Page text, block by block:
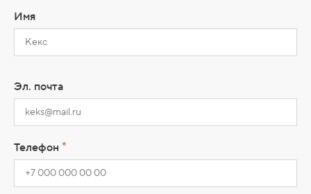
Имя
Эл. почта
Телефон *